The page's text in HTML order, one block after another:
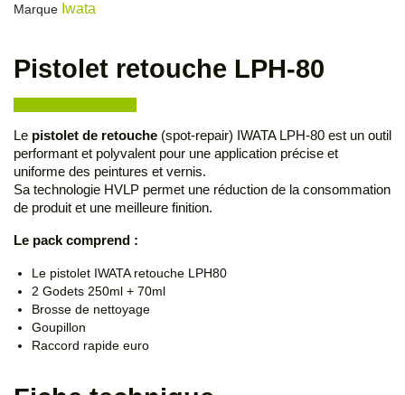
Marque Iwata
Pistolet retouche LPH-80
Le pistolet de retouche (spot-repair) IWATA LPH-80 est un outil
performant et polyvalent pour une application précise et
uniforme des peintures et vernis.
Sa technologie HVLP permet une réduction de la consommation
de produit et une meilleure finition.
Le pack comprend :
Le pistolet IWATA retouche LPH80
2 Godets 250ml + 70ml
Brosse de nettoyage
Goupillon
Raccord rapide euro